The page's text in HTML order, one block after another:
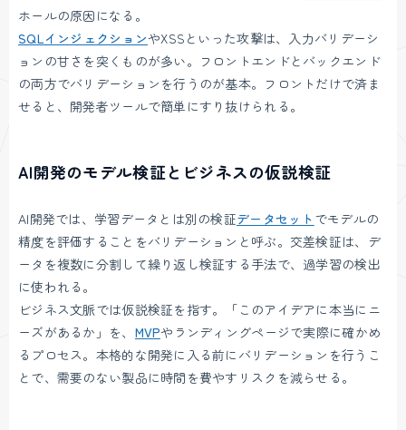
ホールの原因になる。
SQLインジェクションやXSSといった攻撃は、入力バリデーシ
ョンの甘さを突くものが多い。フロントエンドとバックエンド
の両方でバリデーションを行うのが基本。フロントだけで済ま
せると、開発者ツールで簡単にすり抜けられる。
AI開発のモデル検証とビジネスの仮説検証
AI開発では、学習データとは別の検証データセット でモデルの
精度を評価することをバリデーションと呼ぶ。交差検証は、デ
ータを複数に分割して繰り返し検証する手法で、過学習の検出
に使われる。
ビジネス文脈では仮説検証を指す。「このアイデアに本当にニ
ーズがあるか」を、 MVPやランディングページで実際に確かめ
るプロセス。本格的な開発に入る前にバリデーションを行うこ
とで、需要のない製品に時間を費やすリスクを減らせる。